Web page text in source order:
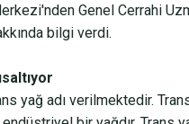
Genel Cerrahi
bilgi verdi.
yağ adı verilmektedir.